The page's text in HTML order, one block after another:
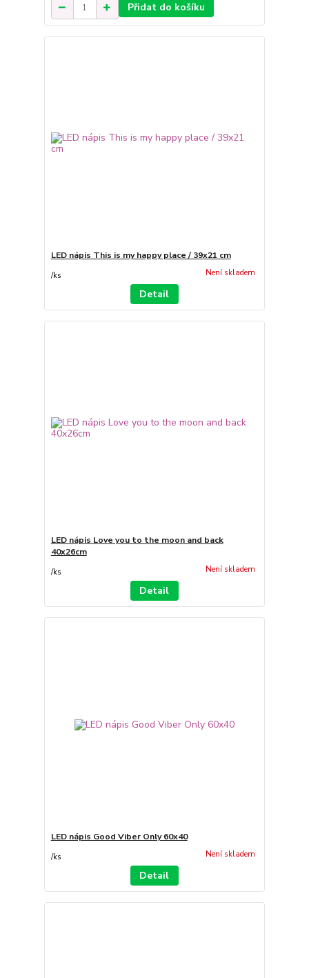
Přidat do košíku
LED nápis This is my happy place / 39x21 cm
/ks Není skladem
Detail
LED nápis Love you to the moon and back
40x26cm
/ks Není skladem
Detail
LED nápis Good Viber Only 60x40
/ks Není skladem
Detail